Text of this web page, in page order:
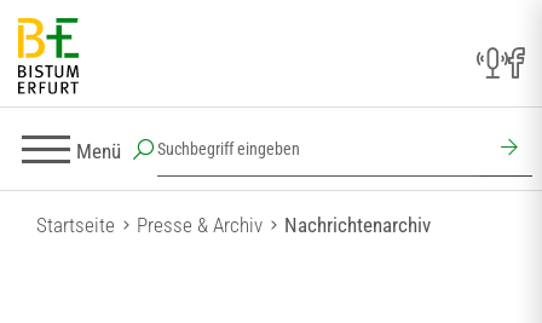
Menü
Startseite Presse & Archiv Nachrichtenarchiv